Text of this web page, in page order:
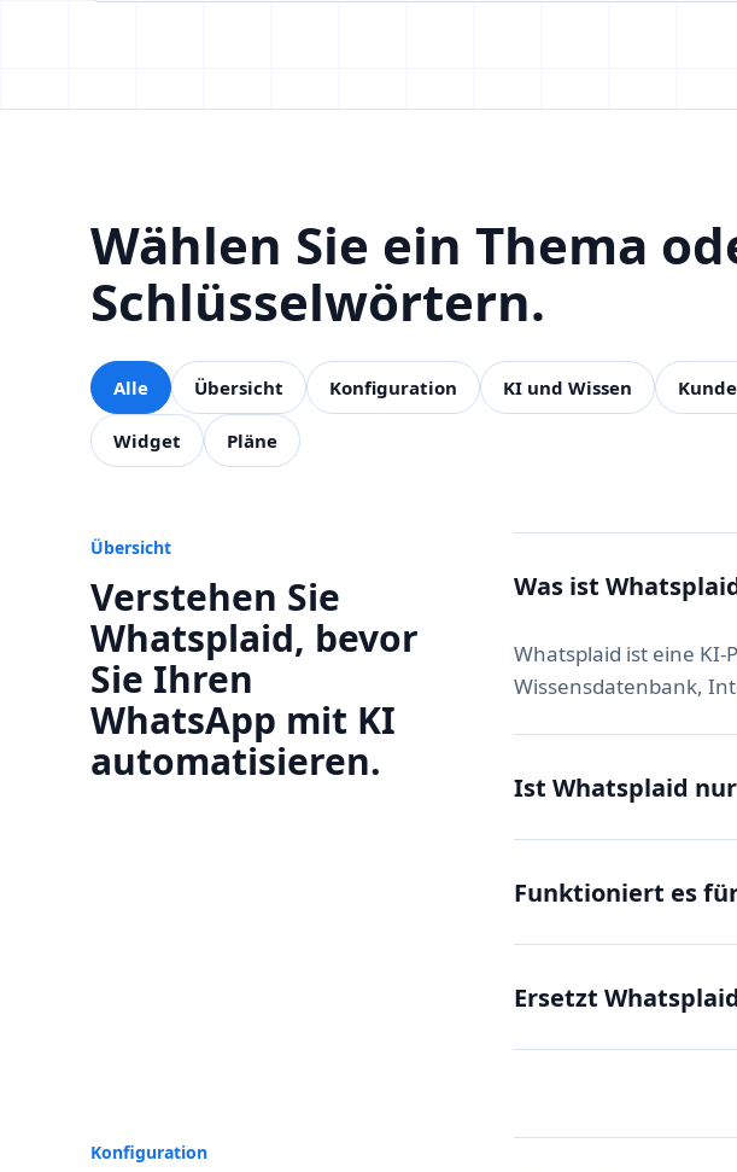
Wählen Sie ein Thema
Schlüsselwörtern.
Alle Übersicht Konfiguration KI und Wissen
Widget Pläne
Übersicht
Verstehen Sie
Whatsplaid, bevor
Sie Ihren
WhatsApp mit KI
automatisieren.
Was ist
Whatsplaid ist eine
Wissensdatenbank,
Ist Whatsplaid
Funktioniert es
Ersetzt
Konfiguration